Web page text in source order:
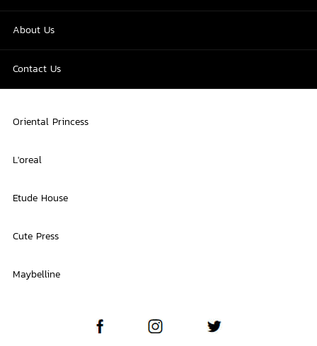
About Us
Contact Us
Oriental Princess
L'oreal
Etude House
Cute Press
Maybelline